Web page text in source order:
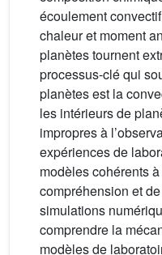
écoulement
chaleur et moment
planètes tournent
processus-clé qui
planètes est la
les intérieurs de
impropres à
expériences de
modèles cohérents
compréhension et
simulations
comprendre la
modèles de